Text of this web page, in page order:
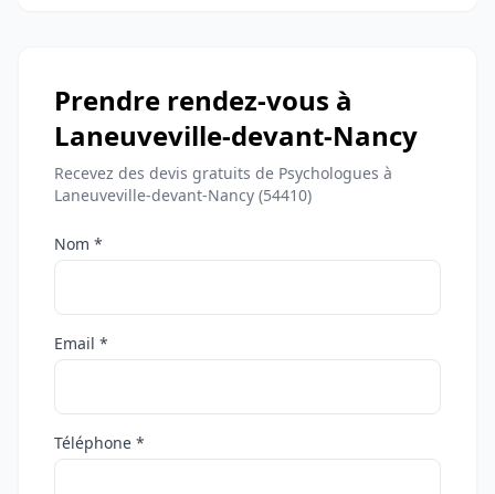
Prendre rendez-vous à
Laneuveville-devant-Nancy
Recevez des devis gratuits de Psychologues à
Laneuveville-devant-Nancy (54410)
Nom *
Email *
Téléphone *